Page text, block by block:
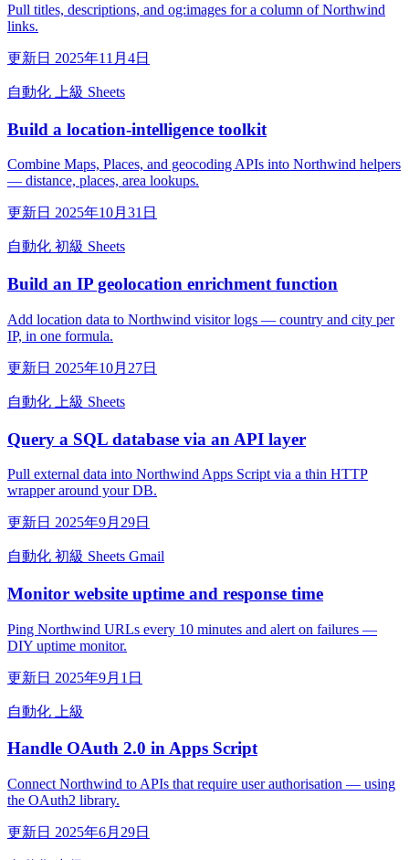
Pull titles, descriptions, and og:images for a column of Northwind
links.
更新日 2025年11月4日
自動化 上級 Sheets
Build a location-intelligence toolkit
Combine Maps, Places, and geocoding APIs into Northwind helpers
— distance, places, area lookups.
更新日 2025年10月31日
自動化 初級 Sheets
Build an IP geolocation enrichment function
Add location data to Northwind visitor logs — country and city per
IP, in one formula.
更新日 2025年10月27日
自動化 上級 Sheets
Query a SQL database via an API layer
Pull external data into Northwind Apps Script via a thin HTTP
wrapper around your DB.
更新日 2025年9月29日
自動化 初級 Sheets Gmail
Monitor website uptime and response time
Ping Northwind URLs every 10 minutes and alert on failures —
DIY uptime monitor.
更新日 2025年9月1日
自動化 上級
Handle OAuth 2.0 in Apps Script
Connect Northwind to APIs that require user authorisation — using
the OAuth2 library.
更新日 2025年6月29日